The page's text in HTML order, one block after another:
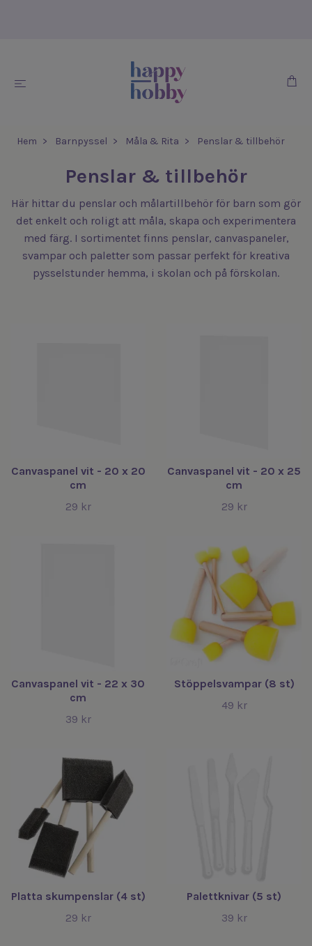
Hem Barnpyssel Måla & Rita Penslar & tillbehör
Penslar & tillbehör
Här hittar du penslar och målartillbehör för barn som gör
det enkelt och roligt att måla, skapa och experimentera
med färg. I sortimentet finns penslar, canvaspaneler,
svampar och paletter som passar perfekt för kreativa
pysselstunder hemma, i skolan och på förskolan.
Canvaspanel vit - 20 x 20
cm
29 kr
Canvaspanel vit - 20 x 25
cm
29 kr
Canvaspanel vit - 22 x 30
cm
39 kr
Stöppelsvampar (8 st)
49 kr
Platta skumpenslar (4 st)
29 kr
Palettknivar (5 st)
39 kr